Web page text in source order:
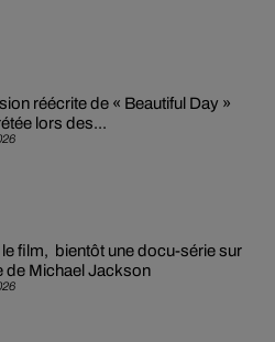
réécrite de « Beautiful Day »
lors des...
film, bientôt une docu-série sur
de Michael Jackson